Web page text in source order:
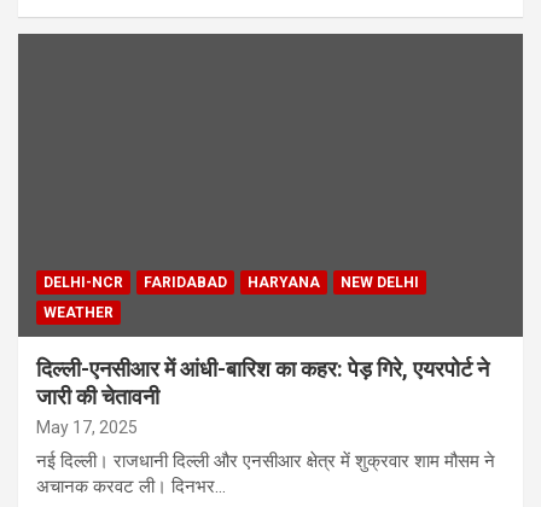
DELHI-NCR FARIDABAD HARYANA
NEW DELHI
WEATHER
दिल्ली-एनसीआर में आंधी-बारिश का कहर: पेड़ गिरे, एयरपोर्ट ने
जारी की चेतावनी
May 17, 2025
नई दिल्ली। राजधानी दिल्ली और एनसीआर क्षेत्र में शुक्रवार शाम मौसम ने
अचानक करवट ली। दिनभर…